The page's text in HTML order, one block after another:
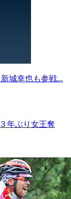
城幸也も参戦...
年ぶり女王奪